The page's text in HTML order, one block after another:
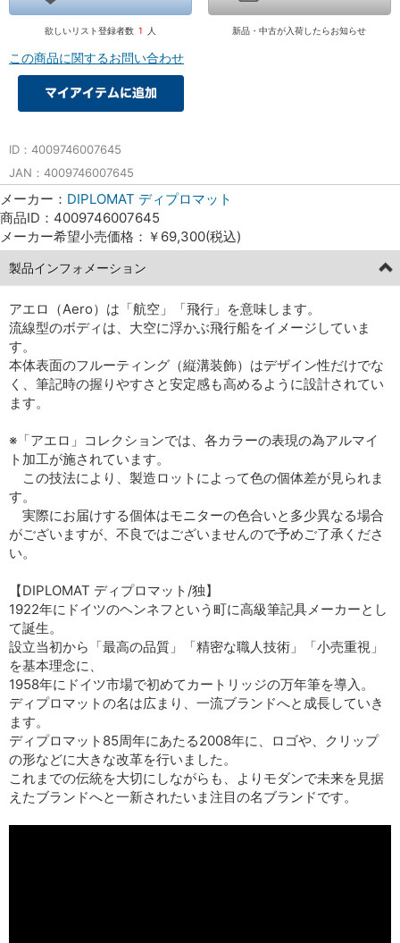
欲しいリスト登録者数 1 人 新品・中古が入荷したらお知らせ
この商品に関するお問い合わせ
ID：4009746007645
JAN：4009746007645
メーカー： DIPLOMAT ディプロマット
商品ID：4009746007645
メーカー希望小売価格：￥69,300(税込)
製品インフォメーション
アエロ（Aero）は「航空」「飛行」を意味します。
流線型のボディは、大空に浮かぶ飛行船をイメージしていま
す。
本体表面のフルーティング（縦溝装飾）はデザイン性だけでな
く、筆記時の握りやすさと安定感も高めるように設計されてい
ます。
※「アエロ」コレクションでは、各カラーの表現の為アルマイ
ト加工が施されています。
この技法により、製造ロットによって色の個体差が見られま
す。
実際にお届けする個体はモニターの色合いと多少異なる場合
がございますが、不良ではございませんので予めご了承くださ
い。
【DIPLOMAT ディプロマット/独】
1922年にドイツのヘンネフという町に高級筆記具メーカーとし
て誕生。
設立当初から「最高の品質」「精密な職人技術」「小売重視」
を基本理念に、
1958年にドイツ市場で初めてカートリッジの万年筆を導入。
ディプロマットの名は広まり、一流ブランドへと成長していき
ます。
ディプロマット85周年にあたる2008年に、ロゴや、クリップ
の形などに大きな改革を行いました。
これまでの伝統を大切にしながらも、よりモダンで未来を見据
えたブランドへと一新されたいま注目の名ブランドです。